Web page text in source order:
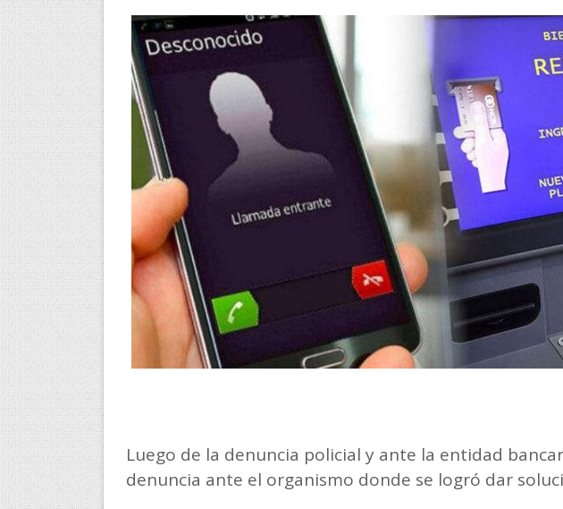
Luego de la denuncia policial y ante la entidad
denuncia ante el organismo donde se logró dar